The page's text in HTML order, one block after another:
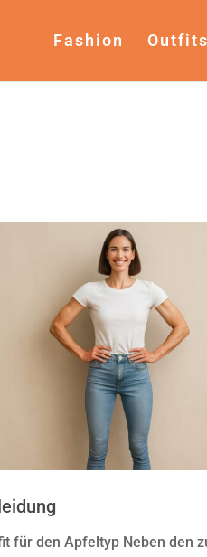
Fashion Outfits
für den Apfeltyp Neben den